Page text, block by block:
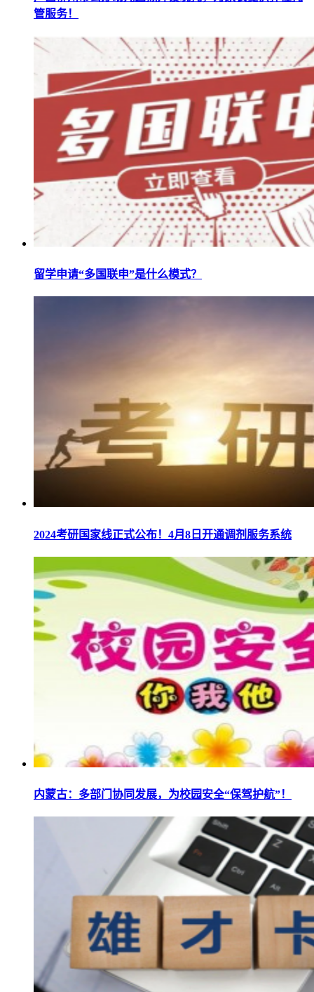
管服务！
留学申请“多国联申”是什么模式？
2024考研国家线正式公布！4月8日开通调剂服务系统
内蒙古：多部门协同发展，为校园安全“保驾护航”！